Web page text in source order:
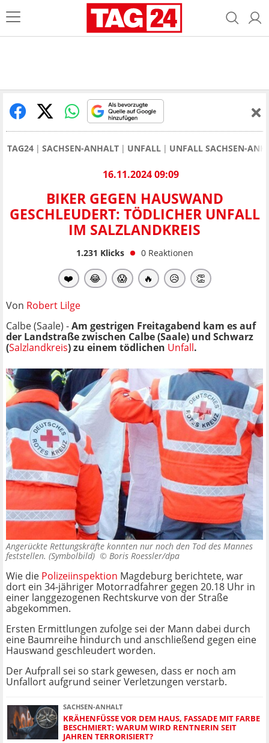
TAG24 SACHSEN-ANHALT UNFALL UNFALL SACHSEN-
16.11.2024 09:09
BIKER GEGEN HAUSWAND
GESCHLEUDERT: TÖDLICHER UNFALL
IM SALZLANDKREIS
1.231 Klicks 0 Reaktionen
❤️ 😂 😱 🔥 😥 👏
Von Robert Lilge
Calbe (Saale) -Am gestrigen Freitagabend kam es auf
der Landstraße zwischen Calbe (Saale) und Schwarz
(Salzlandkreis) zu einem tödlichen Unfall.
Angerückte Rettungskräfte konnten nur noch den Tod des Mannes
feststellen. (Symbolbild) © Boris Roessler/dpa
Wie die Polizeiinspektion Magdeburg berichtete, war
dort ein 34-jähriger Motorradfahrer gegen 20.18 Uhr in
einer langgezogenen Rechtskurve von der Straße
abgekommen.
Ersten Ermittlungen zufolge sei der Mann dabei durch
eine Baumreihe hindurch und anschließend gegen eine
Hauswand geschleudert worden.
Der Aufprall sei so stark gewesen, dass er noch am
Unfallort aufgrund seiner Verletzungen verstarb.
SACHSEN-ANHALT
KRÄHENFÜSSE VOR DEM HAUS, FASSADE MIT FARBE B
ESCHMIERT: WARUM WIRD RENTNERIN SEIT J
AHREN TERRORISIERT?